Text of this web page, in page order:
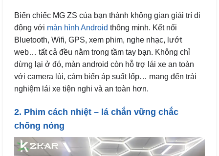
Biến chiếc MG ZS của bạn thành không gian giải trí di
động với màn hình Android thông minh. Kết nối
Bluetooth, Wifi, GPS, xem phim, nghe nhạc, lướt
web… tất cả đều nằm trong tầm tay bạn. Không chỉ
dừng lại ở đó, màn android còn hỗ trợ lái xe an toàn
với camera lùi, cảm biến áp suất lốp… mang đến trải
nghiệm lái xe tiện nghi và an toàn hơn.
2. Phim cách nhiệt – lá chắn vững chắc
chống nóng